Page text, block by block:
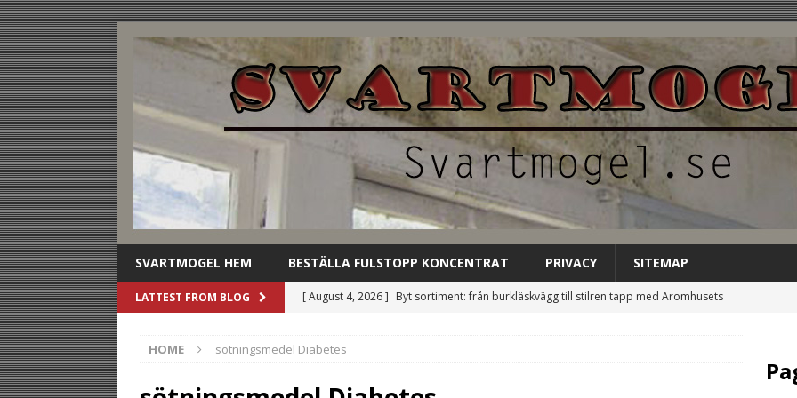
SVARTMOGEL HEM BESTÄLLA FULSTOPP KONCENTRAT PRIVACY SITEMAP
LATTEST FROM BLOG [ August 4, 2026 ] Byt sortiment: från burkläskvägg till stilren tapp med Aromhusets
[ August 3, 2026 ]
dryckesbuffén
UNCATEGORIZED
HOME sötningsmedel Diabetes